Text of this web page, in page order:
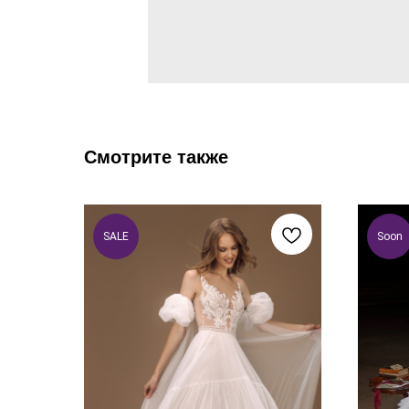
Смотрите также
SALE Soon